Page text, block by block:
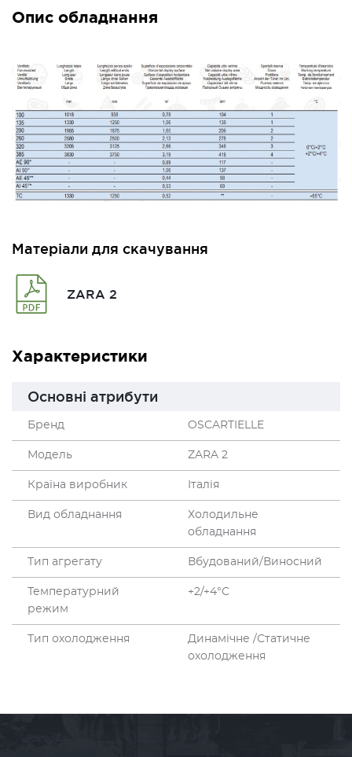
Опис обладнання
Матеріали для скачування
ZARA 2
Характеристики
Основні атрибути
Бренд OSCARTIELLE
Модель ZARA 2
Країна виробник Італія
Вид обладнання
Холодильне
обладнання
Тип агрегату Вбудований/Виносний
Температурний
режим
+2/+4°C
Тип охолодження
Динамічне /Статичне
охолодження